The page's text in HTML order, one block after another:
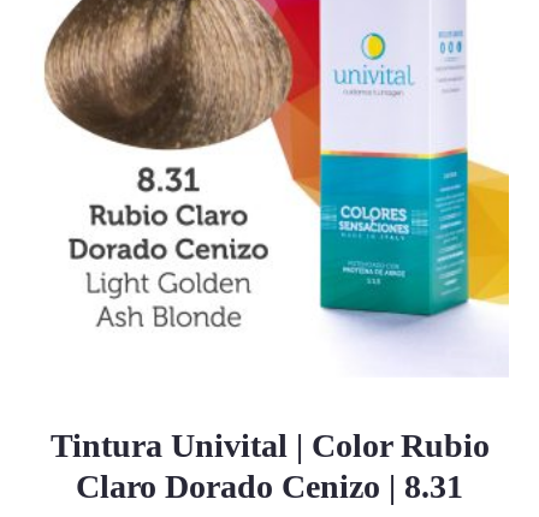
Tintura Univital | Color Rubio
Claro Dorado Cenizo | 8.31